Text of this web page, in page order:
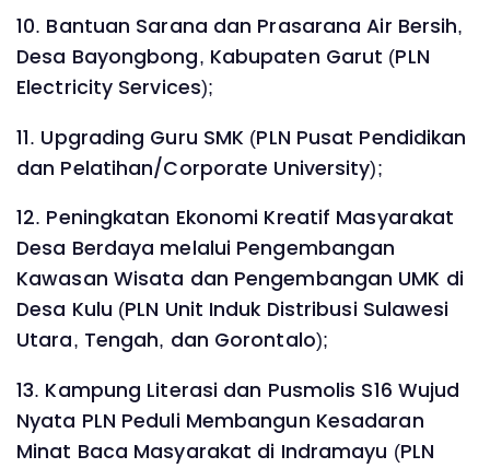
10. Bantuan Sarana dan Prasarana Air Bersih,
Desa Bayongbong, Kabupaten Garut (PLN
Electricity Services);
11. Upgrading Guru SMK (PLN Pusat Pendidikan
dan Pelatihan/Corporate University);
12. Peningkatan Ekonomi Kreatif Masyarakat
Desa Berdaya melalui Pengembangan
Kawasan Wisata dan Pengembangan UMK di
Desa Kulu (PLN Unit Induk Distribusi Sulawesi
Utara, Tengah, dan Gorontalo);
13. Kampung Literasi dan Pusmolis S16 Wujud
Nyata PLN Peduli Membangun Kesadaran
Minat Baca Masyarakat di Indramayu (PLN